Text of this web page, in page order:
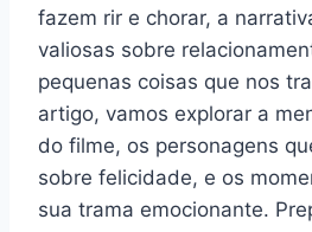
fazem rir e chorar, a
valiosas sobre
pequenas coisas que nos
artigo, vamos explorar a
do filme, os personagens
sobre felicidade, e os
sua trama emocionante.